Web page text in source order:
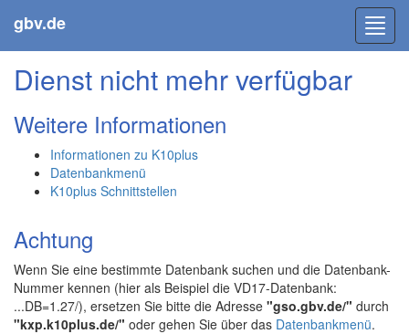
gbv.de
Dienst nicht mehr verfügbar
Weitere Informationen
Informationen zu K10plus
Datenbankmenü
K10plus Schnittstellen
Achtung
Wenn Sie eine bestimmte Datenbank suchen und die Datenbank-
Nummer kennen (hier als Beispiel die VD17-Datenbank:
...DB=1.27/), ersetzen Sie bitte die Adresse "gso.gbv.de/" durch
"kxp.k10plus.de/" oder gehen Sie über das Datenbankmenü.